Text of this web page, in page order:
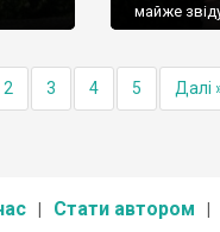
майже
2 3 4 5 Далі
Стати автором